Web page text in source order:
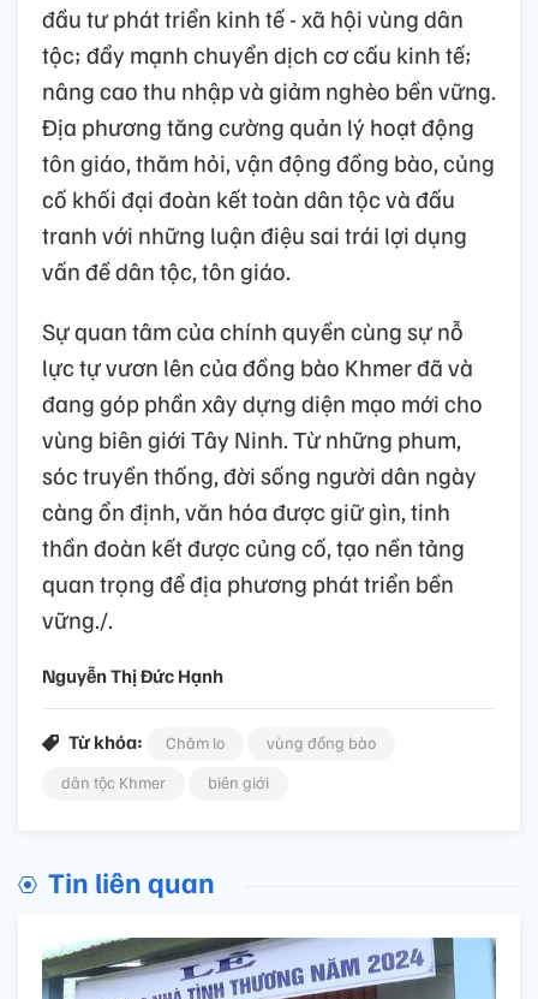
đầu tư phát triển kinh tế - xã hội vùng dân
tộc; đẩy mạnh chuyển dịch cơ cấu kinh tế;
nâng cao thu nhập và giảm nghèo bền vững.
Địa phương tăng cường quản lý hoạt động
tôn giáo, thăm hỏi, vận động đồng bào, củng
cố khối đại đoàn kết toàn dân tộc và đấu
tranh với những luận điệu sai trái lợi dụng
vấn đề dân tộc, tôn giáo.
Sự quan tâm của chính quyền cùng sự nỗ
lực tự vươn lên của đồng bào Khmer đã và
đang góp phần xây dựng diện mạo mới cho
vùng biên giới Tây Ninh. Từ những phum,
sóc truyền thống, đời sống người dân ngày
càng ổn định, văn hóa được giữ gìn, tinh
thần đoàn kết được củng cố, tạo nền tảng
quan trọng để địa phương phát triển bền
vững./.
Nguyễn Thị Đức Hạnh
Từ khóa: Chăm lo
vùng đồng bào
dân tộc Khmer
biên giới
Tin liên quan